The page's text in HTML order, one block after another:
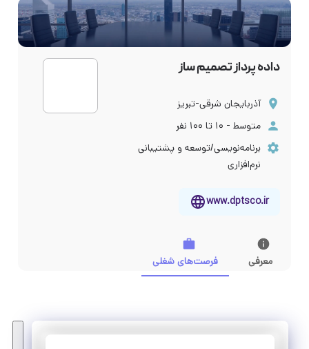
داده پرداز تصمیم ساز
آذربایجان شرقی-تبریز
متوسط - ۱۰ تا ۱۰۰ نفر
برنامه‌نویسی/توسعه و پشتیبانی
نرم‌افزاری
www.dptsco.ir
معرفی فرصت‌های شغلی